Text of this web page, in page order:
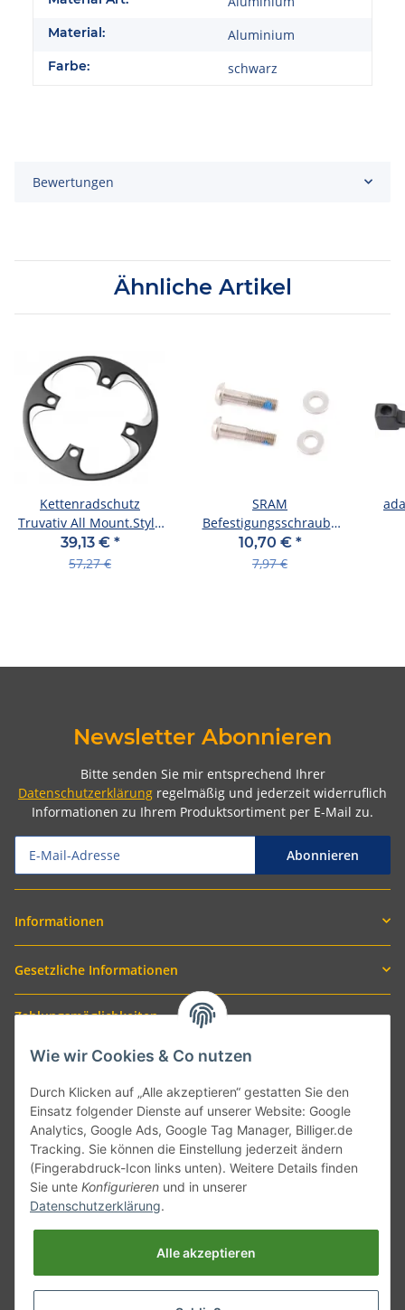
Material: Aluminium
Farbe: schwarz
Bewertungen
Ähnliche Artikel
Kettenradschutz
Truvativ All Mount.Stylo
11.6315.027.000,32/33Z
104BCD 4mm sw
39,13 € *
57,27 €
SRAM
Befestigungsschraube
SB-verpackt, für
Bremssa 22 mm, Stahl,
10,70 € *
7,97 €
Newsletter Abonnieren
Bitte senden Sie mir entsprechend Ihrer
Datenschutzerklärung regelmäßig und jederzeit widerruflich
Informationen zu Ihrem Produktsortiment per E-Mail zu.
Abonnieren
Informationen
Gesetzliche Informationen
Zahlungsmöglichkeiten
Versand mit
Wie wir Cookies & Co nutzen
Durch Klicken auf „Alle akzeptieren“ gestatten Sie den
Einsatz folgender Dienste auf unserer Website: Google
Analytics, Google Ads, Google Tag Manager, Billiger.de
Tracking. Sie können die Einstellung jederzeit ändern
(Fingerabdruck-Icon links unten). Weitere Details finden
Sie unte Konfigurieren und in unserer
Datenschutzerklärung.
Alle akzeptieren